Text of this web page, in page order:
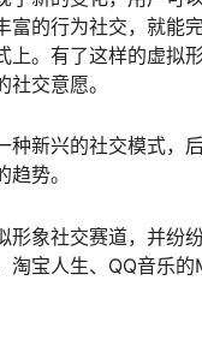
富的行为社交，就能
上。有了这样的虚拟
交意愿。
种新兴的社交模式，
势。
形象社交赛道，并纷
淘宝人生、QQ音乐